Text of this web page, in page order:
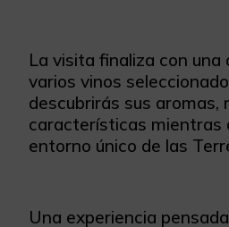
La visita finaliza con una
varios vinos
descubrirás sus aromas,
características mientras
entorno único de las
Una experiencia